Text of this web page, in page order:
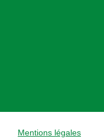
Mentions légales